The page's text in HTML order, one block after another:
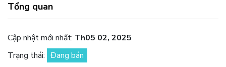
Tổng quan
Cập nhật mới nhất: Th05 02, 2025
Trạng thái: Đang bán